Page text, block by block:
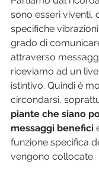
sono esseri viventi,
specifiche
grado di
attraverso
riceviamo ad un
istintivo. Quindi è
circondarsi,
piante che siano
messaggi benefici
funzione specifica
vengono collocate.